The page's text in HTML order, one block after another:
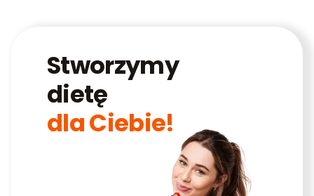
Stworzymy
dietę
dla Ciebie!